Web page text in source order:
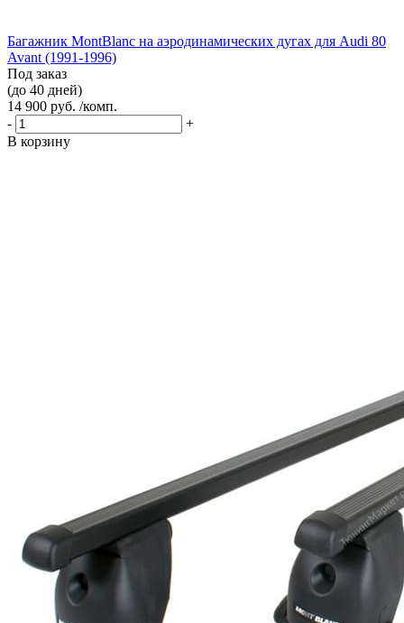
Багажник MontBlanc на аэродинамических дугах для Audi 80
Avant (1991-1996)
Под заказ
(до 40 дней)
14 900 руб. /комп.
-
+
В корзину